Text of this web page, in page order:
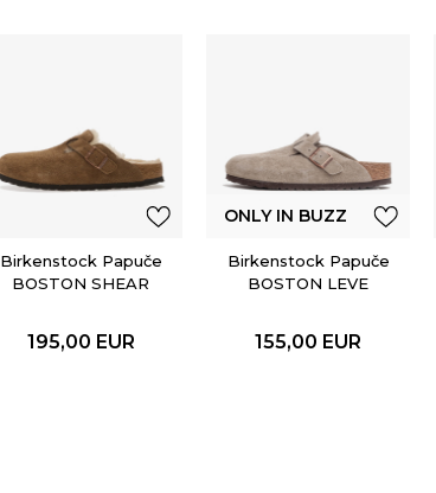
Birkenstock Papuče
BOSTON SHEAR
195,00 EUR
ONLY IN BUZZ
Birkenstock Papuče
BOSTON LEVE
155,00 EUR